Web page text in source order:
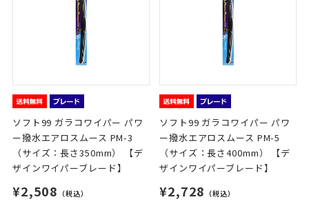
ソフト99 ガラコワイパー パワ
ー撥水エアロスムース PM-3
（サイズ：長さ350mm） 【デ
ザインワイパーブレード】
¥2,508 （税込）
ソフト99 ガラコワイパー パワ
ー撥水エアロスムース PM-5
（サイズ：長さ400mm） 【デ
ザインワイパーブレード】
¥2,728 （税込）